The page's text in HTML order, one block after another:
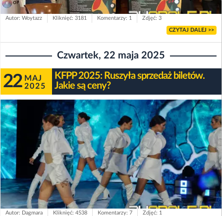
Autor: Woytazz Kliknięć: 3181 Komentarzy: 1 Zdjęć: 3
CZYTAJ DALEJ >>
Czwartek, 22 maja 2025
22 MAJ
2025
KFPP 2025: Ruszyła sprzedaż biletów.
Jakie są ceny?
Autor: Dagmara Kliknięć: 4538 Komentarzy: 7 Zdjęć: 1